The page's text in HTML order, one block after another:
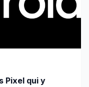
Pixel qui y